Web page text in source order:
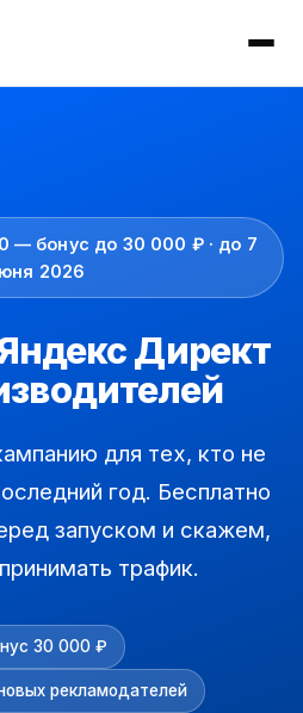
— бонус до 30 000 ₽ · до 7
2026
Директ
для тех, кто не
год. Бесплатно
запуском и скажем,
трафик.
30 000 ₽
рекламодателей